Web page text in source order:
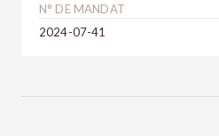
N° DE MANDAT
2024-07-41